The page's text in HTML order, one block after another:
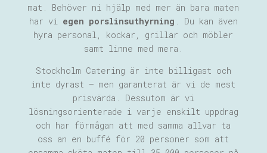
mat. Behöver ni hjälp med mer än bara maten
har vi egen porslinsuthyrning .
Du kan även
hyra personal, kockar, grillar och möbler
samt linne med mera.
Stockholm Catering är inte billigast och
inte dyrast – men garanterat är vi de mest
prisvärda. Dessutom är vi
lösningsorienterade i varje enskilt uppdrag
och har förmågan att med samma allvar ta
oss an en buffé för 20 personer som att